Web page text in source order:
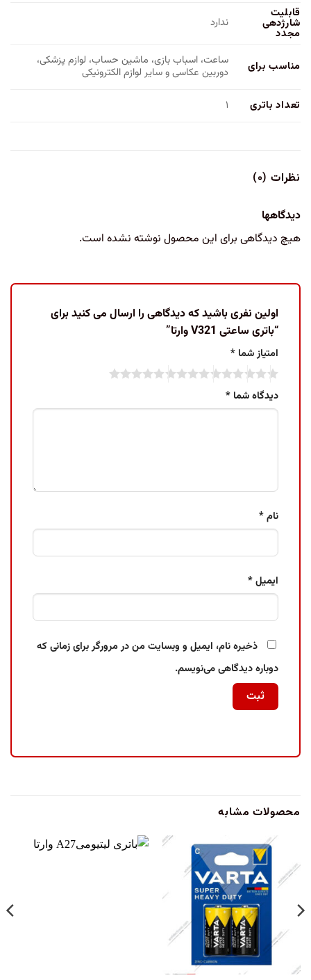
قابلیت
شارژدهی
مجدد
ندارد
مناسب برای ساعت، اسباب بازی، ماشین حساب، لوازم پزشکی،
دوربین عکاسی و سایر لوازم الکترونیکی
تعداد باتری ۱
نظرات (۰)
دیدگاهها
هیچ دیدگاهی برای این محصول نوشته نشده است.
اولین نفری باشید که دیدگاهی را ارسال می کنید برای
“باتری ساعتی V321 وارتا”
امتیاز شما *
دیدگاه شما *
نام*
ایمیل*
ذخیره نام، ایمیل و وبسایت من در مرورگر برای زمانی که
دوباره دیدگاهی می‌نویسم.
محصولات مشابه